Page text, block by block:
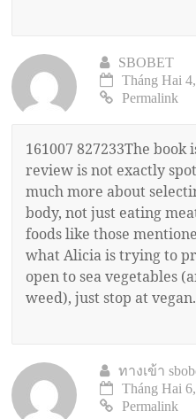
SBOBET
Tháng Hai
Permalink
161007 827233The
review is not exactly
much more about
body, not just eating
foods like those
what Alicia is trying to
open to sea vegetables
weed), just stop at
ทางเข้า
Tháng Hai
Permalink